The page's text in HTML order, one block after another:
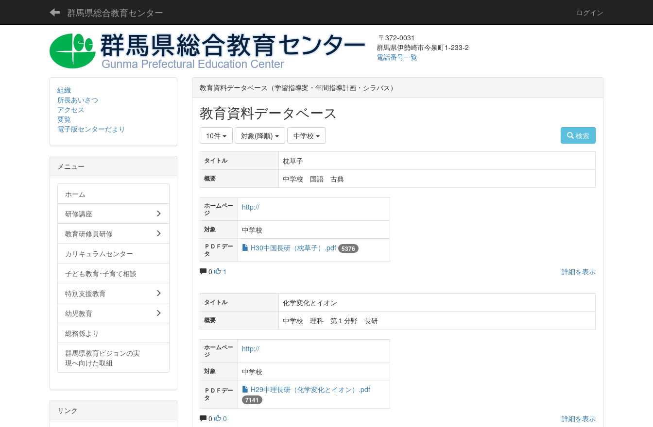
群馬県総合教育センター ログイン
〒372-0031
群馬県伊勢崎市今泉町1-233-2
電話番号一覧
教育資料データベース（学習指導案・年間指導計画・シラバス）
教育資料データベース
10件 対象(降順) 中学校 検索
タイトル 枕草子
概要 中学校 国語 古典
ホームペー
ジ
http://
対象 中学校
ＰＤＦデー
タ
H30中国長研（枕草子）.pdf 5376
0 1 詳細を表示
タイトル 化学変化とイオン
概要 中学校 理科 第１分野 長研
ホームペー
ジ
http://
対象 中学校
ＰＤＦデー
タ
H29中理長研（化学変化とイオン）.pdf
7141
0 0 詳細を表示
組織
所長あいさつ
アクセス
要覧
電子版センターだより
メニュー
ホーム
研修講座
教育研修員研修
カリキュラムセンター
子ども教育･子育て相談
特別支援教育
幼児教育
総務係より
群馬県教育ビジョンの実
現へ向けた取組
リンク